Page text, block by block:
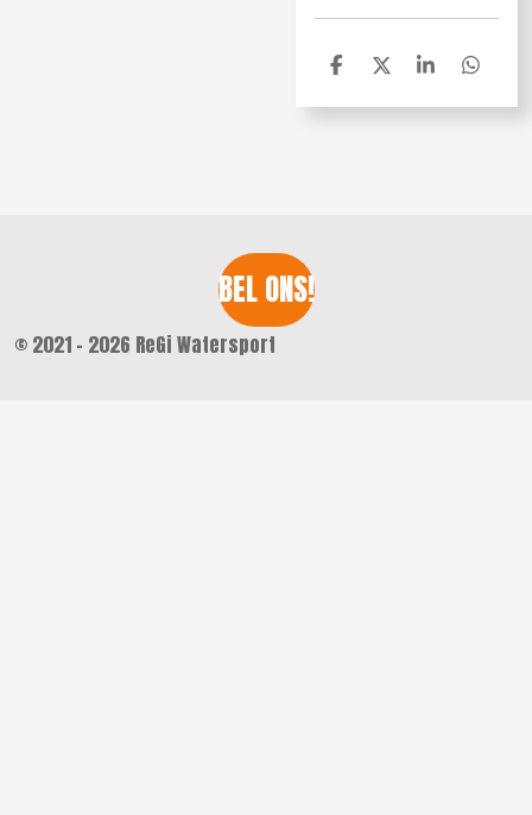
D
l
D
e
S
a
D
l
BEL ONS!
© 2021 - 2026 ReGi Watersport